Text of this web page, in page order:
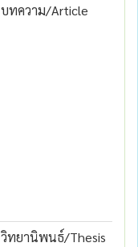
บทความ/Article
วิทยานิพนธ์/Thesis